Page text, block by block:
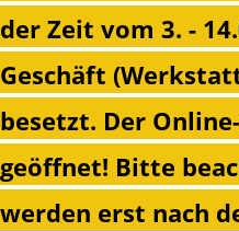
der Zeit vom 3. -
Geschäft
besetzt. Der
geöffnet! Bitte
werden erst nach